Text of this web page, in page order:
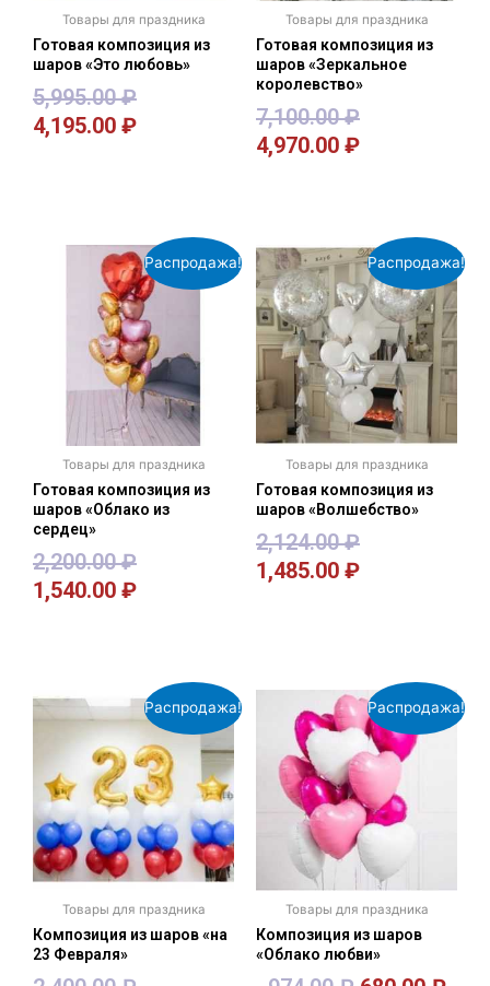
Товары для праздника
Готовая композиция из
шаров «Это любовь»
5,995.00₽
4,195.00 ₽
Товары для праздника
Готовая композиция из
шаров «Зеркальное
королевство»
7,100.00₽
4,970.00 ₽
Распродажа!
Товары для праздника
Готовая композиция из
шаров «Облако из
сердец»
2,200.00₽
1,540.00 ₽
Распродажа!
Товары для праздника
Готовая композиция из
шаров «Волшебство»
2,124.00₽
1,485.00 ₽
Распродажа!
Товары для праздника
Композиция из шаров «на
23 Февраля»
Распродажа!
Товары для праздника
Композиция из шаров
«Облако любви»